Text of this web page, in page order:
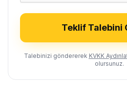
Teklif Talebini
Talebinizi göndererek KVKK
olursunuz.